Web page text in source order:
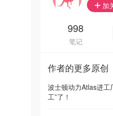
加
998
笔记
作者的更多原创
波士顿动力Atlas进工
工”了！